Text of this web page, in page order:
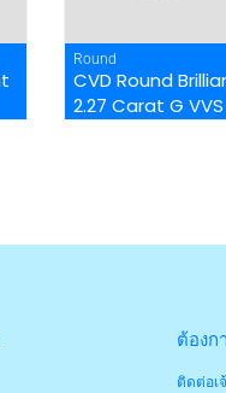
Round
CVD Round
2.27 Carat G
ต้องก
ติดต่อเ